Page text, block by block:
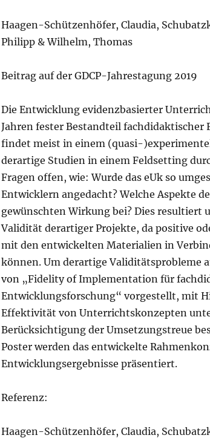
Haagen-Schützenhöfer, Claudia,
Philipp & Wilhelm, Thomas
Beitrag auf der GDCP-Jahrestagung 2019
Die Entwicklung evidenzbasierter
Jahren fester Bestandteil fachdidaktischer
findet meist in einem (quasi-
derartige Studien in einem Feldsetting
Fragen offen, wie: Wurde das eUk so
Entwicklern angedacht? Welche Aspekte
gewünschten Wirkung bei? Dies resultiert
Validität derartiger Projekte, da positive
mit den entwickelten Materialien in
können. Um derartige Validitätsprobleme
von „Fidelity of Implementation für
Entwicklungsforschung“ vorgestellt, mit
Effektivität von Unterrichtskonzepten
Berücksichtigung der Umsetzungstreue
Poster werden das entwickelte
Entwicklungsergebnisse präsentiert.
Referenz:
Haagen-Schützenhöfer, Claudia,